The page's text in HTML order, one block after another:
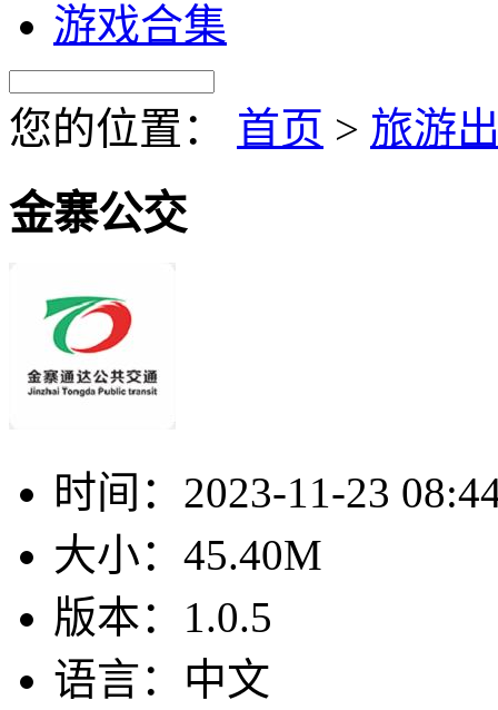
游戏合集
您的位置： 首页 > 旅游
金寨公交
时间： 2023-11-23
大小： 45.40M
版本： 1.0.5
语言： 中文